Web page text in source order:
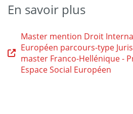
En savoir plus
Master mention Droit
Européen parcours-type
master Franco-Hellénique -
Espace Social Européen